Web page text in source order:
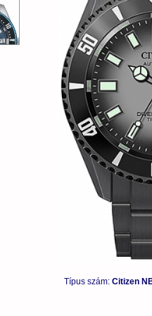
Típus szám: Citizen